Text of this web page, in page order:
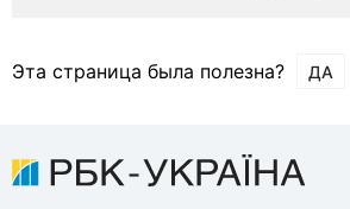
Эта страница была полезна? ДА